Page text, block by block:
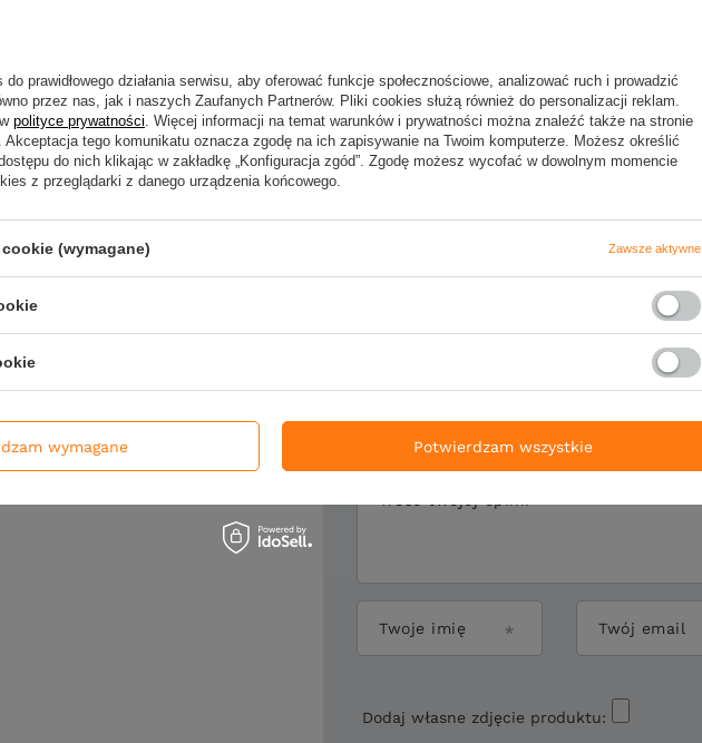
Napisz swoją opinię
Twoja ocena:
5/5
Twoje imię Twój email
Dodaj własne zdjęcie produktu:
prawidłowego działania serwisu, aby oferować funkcje społecznościowe, analizować ruch i prowadzić
przez nas, jak i naszych Zaufanych Partnerów. Pliki cookies służą również do personalizacji reklam.
polityce prywatności. Więcej informacji na temat warunków i prywatności można znaleźć także na stronie
. Akceptacja tego komunikatu oznacza zgodę na ich zapisywanie na Twoim komputerze. Możesz określić
do nich klikając w zakładkę „Konfiguracja zgód”. Zgodę możesz wycofać w dowolnym momencie
z przeglądarki z danego urządzenia końcowego.
(wymagane) Zawsze aktywne
wymagane Potwierdzam wszystkie